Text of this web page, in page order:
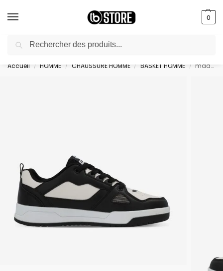
0
livraison gratuite au bureau dès 10000 DA avec paiement en ligne
Accueil / HOMME / CHAUSSURE HOMME / BASKET HOMME / madamo – LTF241F105-01